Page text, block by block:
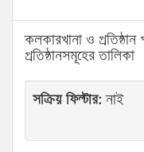
কলকারখানা ও প্রতিষ্ঠান
প্রতিষ্ঠানসমূহের তালিকা
সক্রিয় ফিল্টার:নাই